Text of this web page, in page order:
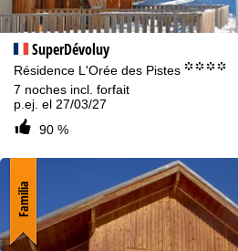
SuperDévoluy
Résidence L'Orée des Pistes °°°°
7 noches incl. forfait
p.ej. el 27/03/27
90 %
Familia